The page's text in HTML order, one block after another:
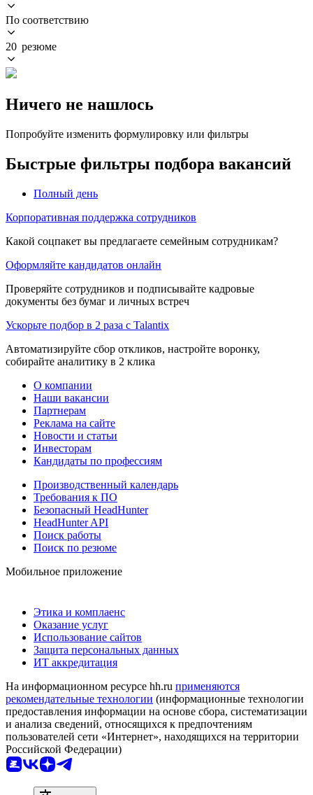
По соответствию
20 резюме
Ничего не нашлось
Попробуйте изменить формулировку или фильтры
Быстрые фильтры подбора вакансий
Полный день
Корпоративная поддержка сотрудников
Какой соцпакет вы предлагаете семейным сотрудникам?
Оформляйте кандидатов онлайн
Проверяйте сотрудников и подписывайте кадровые
документы без бумаг и личных встреч
Ускорьте подбор в 2 раза с Talantix
Автоматизируйте сбор откликов, настройте воронку,
собирайте аналитику в 2 клика
О компании
Наши вакансии
Партнерам
Реклама на сайте
Новости и статьи
Инвесторам
Кандидаты по профессиям
Производственный календарь
Требования к ПО
Безопасный HeadHunter
HeadHunter API
Поиск работы
Поиск по резюме
Мобильное приложение
Этика и комплаенс
Оказание услуг
Использование сайтов
Защита персональных данных
ИТ аккредитация
На информационном ресурсе hh.ru применяются
рекомендательные технологии (информационные технологии
предоставления информации на основе сбора, систематизации
и анализа сведений, относящихся к предпочтениям
пользователей сети «Интернет», находящихся на территории
Российской Федерации)